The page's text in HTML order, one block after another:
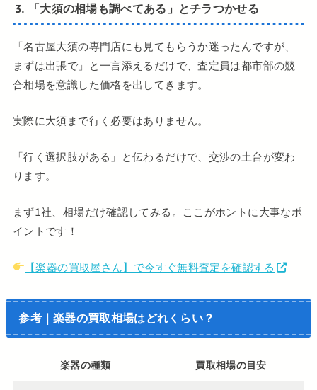
3. 「大須の相場も調べてある」とチラつかせる
「名古屋大須の専門店にも見てもらうか迷ったんですが、
まずは出張で」と一言添えるだけで、査定員は都市部の競
合相場を意識した価格を出してきます。
実際に大須まで行く必要はありません。
「行く選択肢がある」と伝わるだけで、交渉の土台が変わ
ります。
まず1社、相場だけ確認してみる。ここがホントに大事なポ
イントです！
【楽器の買取屋さん】で今すぐ無料査定を確認する
参考｜楽器の買取相場はどれくらい？
楽器の種類 買取相場の目安